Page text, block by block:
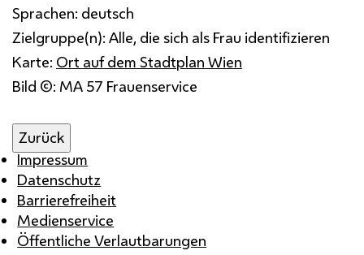
Sprachen: deutsch
Zielgruppe(n): Alle, die sich als Frau identifizieren
Karte: Ort auf dem Stadtplan Wien
Bild ©: MA 57 Frauenservice
Zurück
Impressum
Datenschutz
Barrierefreiheit
Medienservice
Öffentliche Verlautbarungen